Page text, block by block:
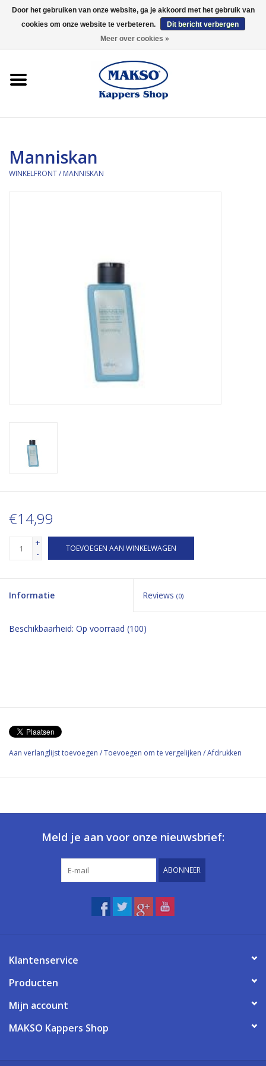
0 Artikelen - €0,00
Kaaral
Manniskan
WINKELFRONT/ MANNISKAN
€14,99
+
-
TOEVOEGEN AAN WINKELWAGEN
Informatie Reviews (0)
Beschikbaarheid: Op voorraad (100)
Aan verlanglijst toevoegen /Toevoegen om te vergelijken /Afdrukken
Meld je aan voor onze nieuwsbrief:
ABONNEER
Klantenservice
Producten
Mijn account
MAKSO Kappers Shop
Door het gebruiken van onze website, ga je akkoord met het gebruik van
cookies om onze website te verbeteren.
Dit bericht verbergen
Meer over cookies »